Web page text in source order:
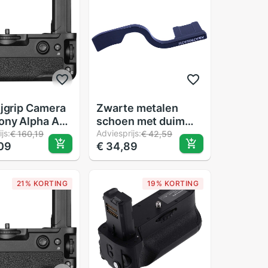
Camera
Alpha A9
-
VG-C3EM
FZ100
€ 160,19
Zwarte metalen
schoen met duim
omhoog voor sony
a7 iii /a7 riii /a9
Adviesprijs:€ 42,59
€ 34,89
21% KORTING 19% KORTING